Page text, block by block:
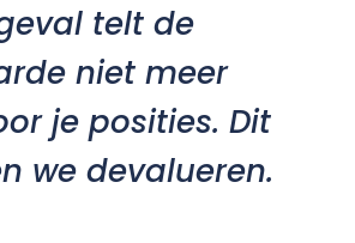
telt de
niet meer
je posities. Dit
we devalueren.